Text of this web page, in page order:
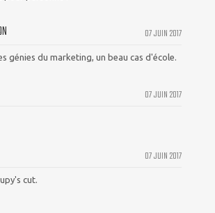
07 JUIN 2017
génies du marketing, un beau cas d'école.
07 JUIN 2017
07 JUIN 2017
cut.